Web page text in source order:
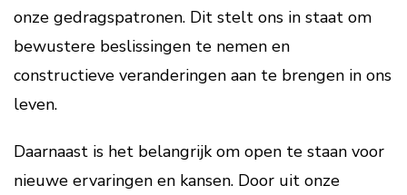
onze gedragspatronen. Dit stelt ons in staat om
bewustere beslissingen te nemen en
constructieve veranderingen aan te brengen in ons
leven.
Daarnaast is het belangrijk om open te staan voor
nieuwe ervaringen en kansen. Door uit onze